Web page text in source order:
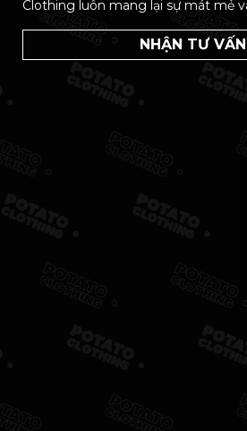
Clothing luôn mang lại sự mát mẻ
NHẬN TƯ VẤN